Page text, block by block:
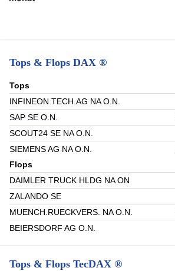
Tops & Flops DAX ®
Tops
INFINEON TECH.AG NA O.N.
SAP SE O.N.
SCOUT24 SE NA O.N.
SIEMENS AG NA O.N.
Flops
DAIMLER TRUCK HLDG NA ON
ZALANDO SE
MUENCH.RUECKVERS. NA O.N.
BEIERSDORF AG O.N.
Tops & Flops TecDAX ®